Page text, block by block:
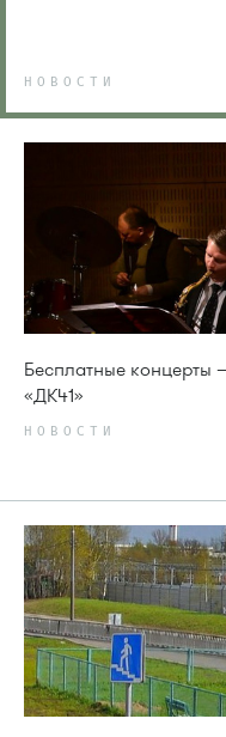
НОВОСТИ
Бесплатные концерты
«ДК41»
НОВОСТИ